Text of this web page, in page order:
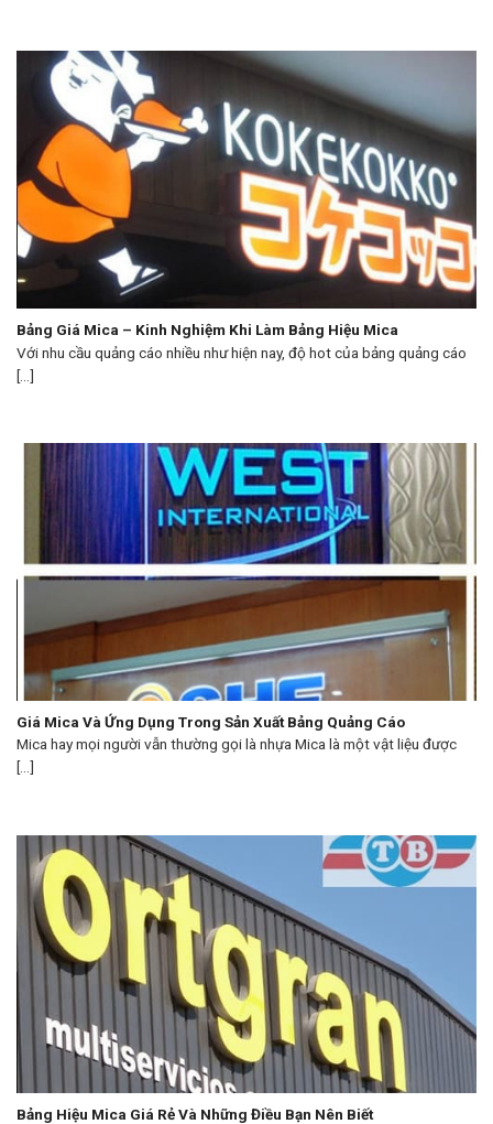
Bảng Giá Mica – Kinh Nghiệm Khi Làm Bảng Hiệu Mica
Với nhu cầu quảng cáo nhiều như hiện nay, độ hot của bảng quảng cáo
[...]
Giá Mica Và Ứng Dụng Trong Sản Xuất Bảng Quảng Cáo
Mica hay mọi người vẫn thường gọi là nhựa Mica là một vật liệu được
[...]
Bảng Hiệu Mica Giá Rẻ Và Những Điều Bạn Nên Biết